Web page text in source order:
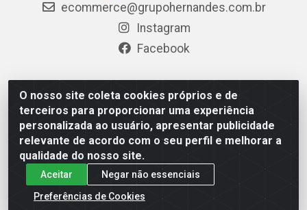
O nosso site coleta cookies próprios e de
terceiros para proporcionar uma experiência
personalizada ao usuário, apresentar publicidade
relevante de acordo com o seu perfil e melhorar a
qualidade do nosso site.
Aceitar
Negar não essenciais
Preferências de Cookies
ecommerce@grupohernandes.com.br
Instagram
Facebook
Hernandes - Atacado e Distribuições - Rodovia
Transacreana, 2155 - Floresta Sul, Rio Branco/AC - CEP
69.912-290 - CNPJ 12.996.556/0001-69